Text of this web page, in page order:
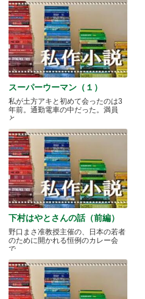
スーパーウーマン（１）
私が土方アキと初めて会ったのは3
年前。通勤電車の中だった。満員
と.....
下村はやとさんの話（前編）
野口まさ准教授主催の、日本の若者
のために開かれる恒例のカレー会
で.....